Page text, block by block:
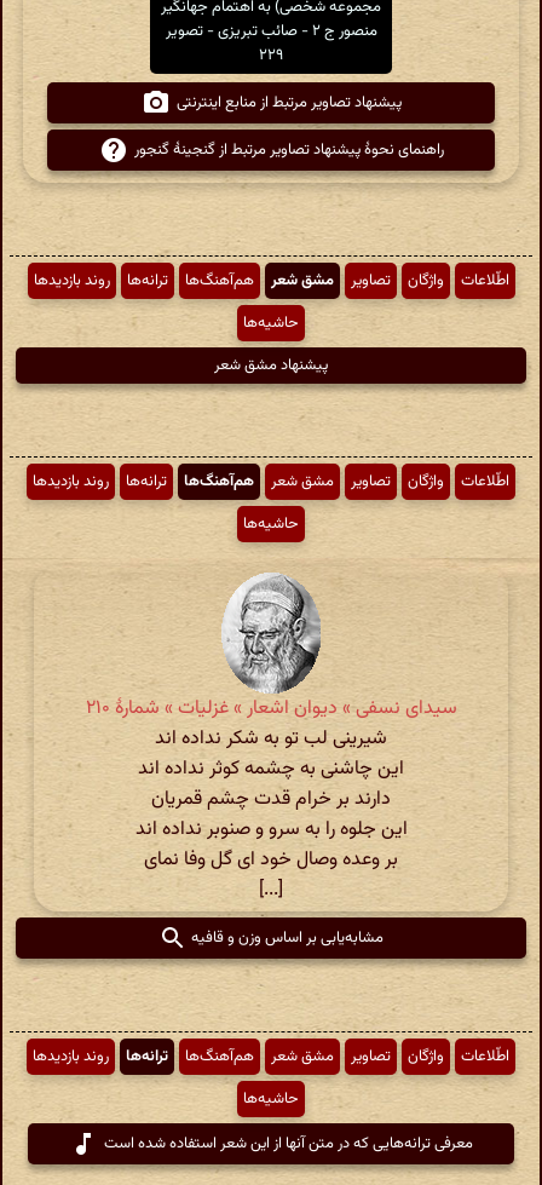
مجموعه شخصی) به اهتمام جهانگیر
منصور ج ۲ - صائب تبریزی - تصویر
۲۲۹
پیشنهاد تصاویر مرتبط از منابع اینترنتی
راهنمای نحوهٔ پیشنهاد تصاویر مرتبط از گنجینهٔ گنجور
اطّلاعات واژگان تصاویر مشق شعر هم‌آهنگ‌ها ترانه‌ها
روند بازدیدها
حاشیه‌ها
پیشنهاد مشق شعر
اطّلاعات واژگان تصاویر مشق شعر هم‌آهنگ‌ها ترانه‌ها
روند بازدیدها
حاشیه‌ها
سیدای نسفی » دیوان اشعار » غزلیات » شمارهٔ ۲۱۰
شیرینی لب تو به شکر نداده اند
این چاشنی به چشمه کوثر نداده اند
دارند بر خرام قدت چشم قمریان
این جلوه را به سرو و صنوبر نداده اند
بر وعده وصال خود ای گل وفا نمای
[...]
مشابه‌یابی بر اساس وزن و قافیه
اطّلاعات واژگان تصاویر مشق شعر هم‌آهنگ‌ها ترانه‌ها
روند بازدیدها
حاشیه‌ها
معرفی ترانه‌هایی که در متن آنها از این شعر استفاده شده است